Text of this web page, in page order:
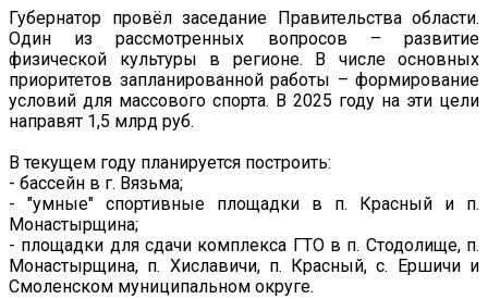
Губернатор провёл заседание Правительства области.
Один из рассмотренных вопросов – развитие
физической культуры в регионе. В числе основных
приоритетов запланированной работы – формирование
условий для массового спорта. В 2025 году на эти цели
направят 1,5 млрд руб.
В текущем году планируется построить:
- бассейн в г. Вязьма;
- "умные" спортивные площадки в п. Красный и п.
Монастырщина;
- площадки для сдачи комплекса ГТО в п. Стодолище, п.
Монастырщина, п. Хиславичи, п. Красный, с. Ершичи и
Смоленском муниципальном округе.